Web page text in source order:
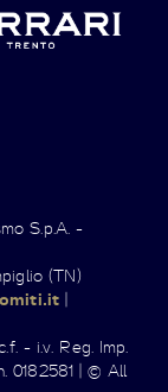
S.p.A. -
(TN)
|
- i.v. Reg. Imp.
0182581 | © All